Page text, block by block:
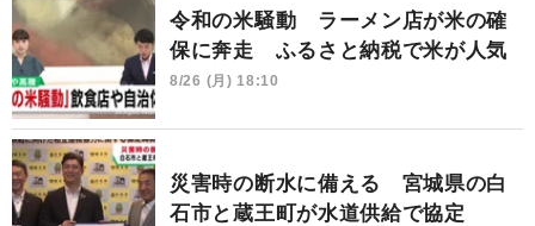
令和の米騒動 ラーメン店が米の確
保に奔走 ふるさと納税で米が人気
8/26 (月) 18:10
災害時の断水に備える 宮城県の白
石市と蔵王町が水道供給で協定